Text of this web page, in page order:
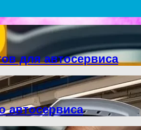
для автосервиса
автосервиса